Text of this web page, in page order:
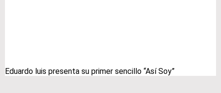
Eduardo luis presenta su primer sencillo “Así Soy”